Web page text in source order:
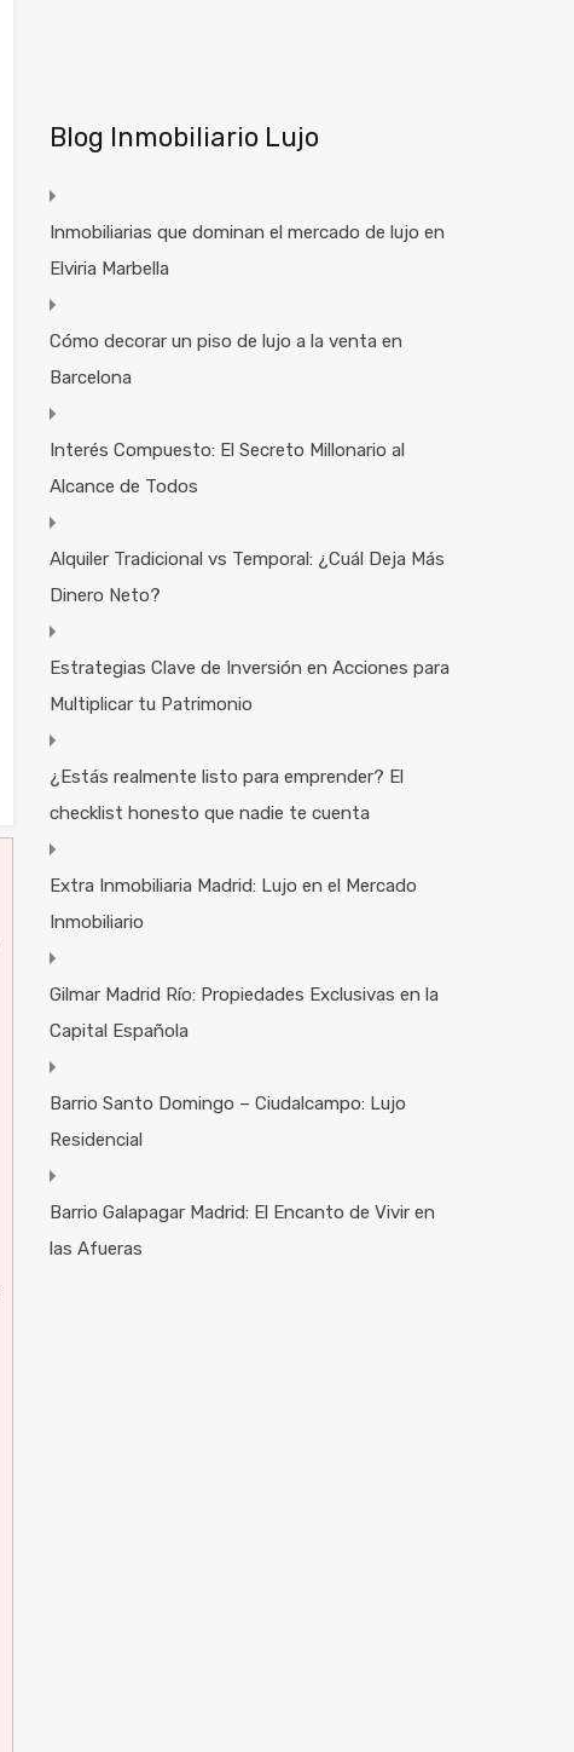
Blog Inmobiliario Lujo
Inmobiliarias que dominan el mercado de lujo en
Elviria Marbella
Cómo decorar un piso de lujo a la venta en
Barcelona
Interés Compuesto: El Secreto Millonario al
Alcance de Todos
Alquiler Tradicional vs Temporal: ¿Cuál Deja Más
Dinero Neto?
Estrategias Clave de Inversión en Acciones para
Multiplicar tu Patrimonio
¿Estás realmente listo para emprender? El
checklist honesto que nadie te cuenta
Extra Inmobiliaria Madrid: Lujo en el Mercado
Inmobiliario
Gilmar Madrid Río: Propiedades Exclusivas en la
Capital Española
Barrio Santo Domingo – Ciudalcampo: Lujo
Residencial
Barrio Galapagar Madrid: El Encanto de Vivir en
las Afueras